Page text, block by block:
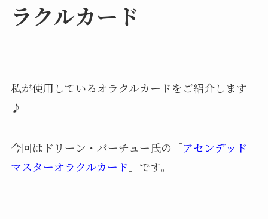
ラクルカード
私が使用しているオラクルカードをご紹介します
♪
今回はドリーン・バーチュー氏の「アセンデッド
マスターオラクルカード 」です。